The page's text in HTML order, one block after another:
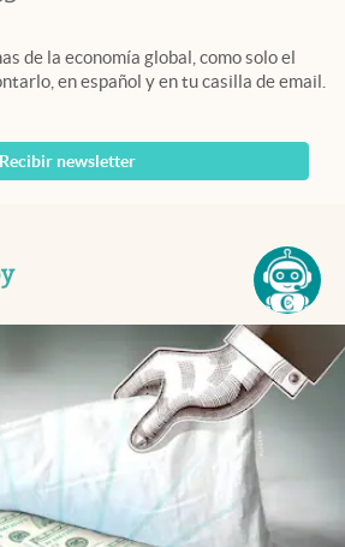
de la economía global, como solo el
en español y en tu casilla de email.
newsletter